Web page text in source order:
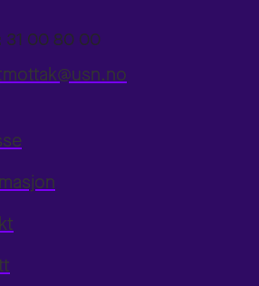
31 00 80 00